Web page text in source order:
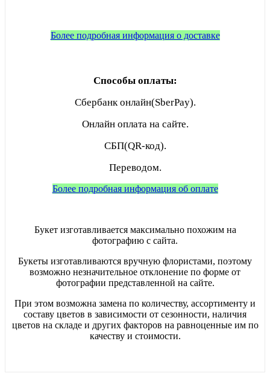
Более подробная информация о доставке
Способы оплаты:
Сбербанк онлайн(SberPay).
Онлайн оплата на сайте.
СБП(QR-код).
Переводом.
Более подробная информация об оплате
Букет изготавливается максимально похожим на
фотографию с сайта.
Букеты изготавливаются вручную флористами, поэтому
возможно незначительное отклонение по форме от
фотографии представленной на сайте.
При этом возможна замена по количеству, ассортименту и
составу цветов в зависимости от сезонности, наличия
цветов на складе и других факторов на равноценные им по
качеству и стоимости.